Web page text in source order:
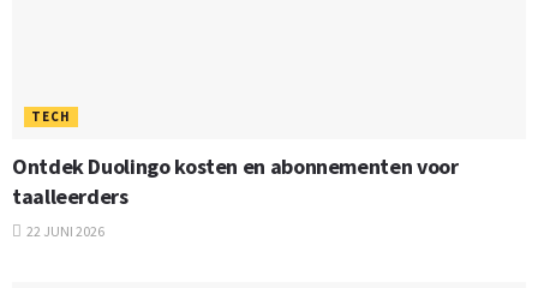
TECH
Ontdek Duolingo kosten en abonnementen voor
taalleerders
22 JUNI 2026